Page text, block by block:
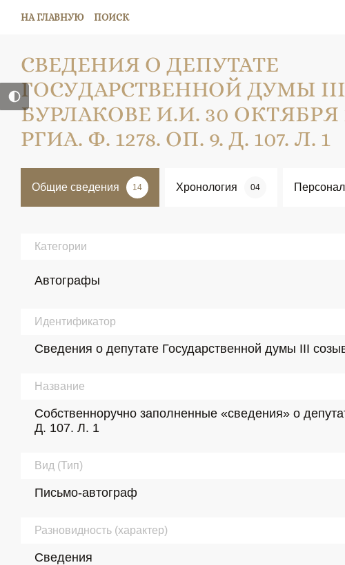
НА ГЛАВНУЮ ПОИСК
СВЕДЕНИЯ О ДЕПУТАТЕ
ГОСУДАРСТВЕННОЙ ДУМЫ
БУРЛАКОВЕ И.И. 30 ОКТЯБРЯ
РГИА. Ф. 1278. ОП. 9. Д. 107. Л. 1
Общие сведения 14 Хронология 04
Категории
Автографы
Идентификатор
Сведения о депутате Государственной думы III
Название
Собственноручно заполненные «сведения» о
Д. 107. Л. 1
Вид (Тип)
Письмо-автограф
Разновидность (характер)
Сведения